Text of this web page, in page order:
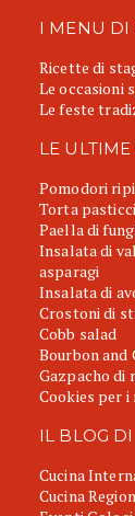
I MENU DI
Ricette di
Le occasioni
Le feste
LE ULTIME
Pomodori
Torta
Paella di
Insalata di
asparagi
Insalata di
Crostoni di
Cobb salad
Bourbon and
Gazpacho di
Cookies per i
IL BLOG
Cucina
Cucina